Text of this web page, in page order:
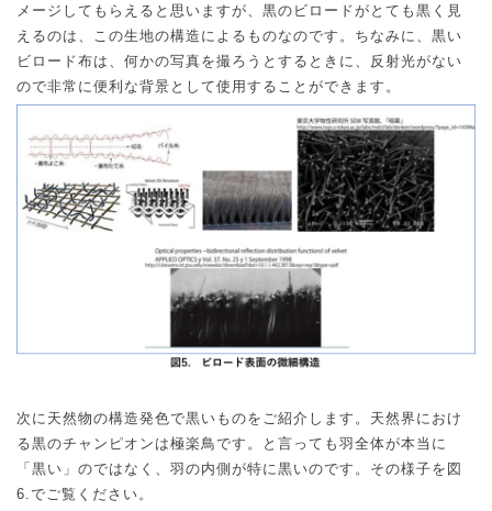
メージしてもらえると思いますが、黒のビロードがとても黒く見
えるのは、この生地の構造によるものなのです。ちなみに、黒い
ビロード布は、何かの写真を撮ろうとするときに、反射光がない
ので非常に便利な背景として使用することができます。
次に天然物の構造発色で黒いものをご紹介します。天然界におけ
る黒のチャンピオンは極楽鳥です。と言っても羽全体が本当に
「黒い」のではなく、羽の内側が特に黒いのです。その様子を図
6. でご覧ください。